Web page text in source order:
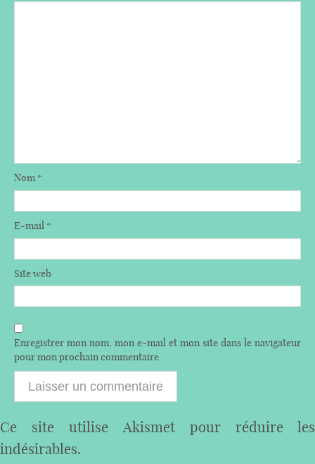
Nom*
E-mail *
Site web
Enregistrer mon nom, mon e-mail et mon site dans le navigateur
pour mon prochain commentaire.
Ce site utilise Akismet pour réduire les
indésirables.